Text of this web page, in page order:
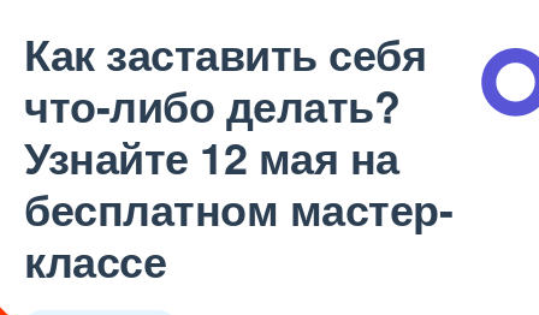
Как заставить себя
что-либо делать?
Узнайте 12 мая на
бесплатном мастер-
классе